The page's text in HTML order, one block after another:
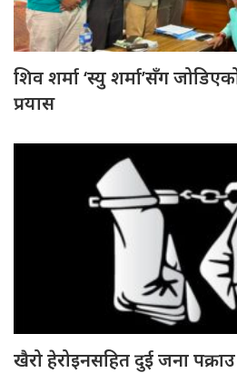
शिव शर्मा ‘स्यु शर्मा’सँग
प्रयास
खैरो हेरोइनसहित दुई जना पक्राउ